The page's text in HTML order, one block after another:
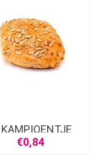
KAMPIOENTJE
€0,84